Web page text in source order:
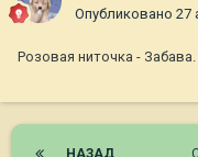
Опубликовано 27
Розовая ниточка -